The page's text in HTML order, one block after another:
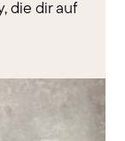
die dir auf